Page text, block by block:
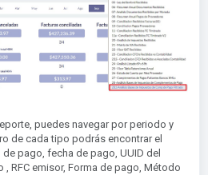
puedes navegar por periodo y
de cada tipo podrás encontrar el
pago, fecha de pago, UUID del
RFC emisor, Forma de pago, Método